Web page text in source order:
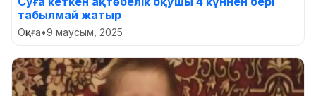
табылмай жатыр
Оқиға•9 маусым, 2025